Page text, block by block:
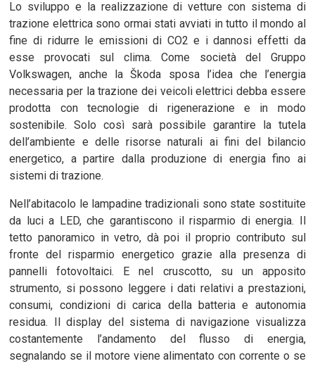
Lo sviluppo e la realizzazione di vetture con sistema di
trazione elettrica sono ormai stati avviati in tutto il mondo al
fine di ridurre le emissioni di CO2 e i dannosi effetti da
esse provocati sul clima. Come società del Gruppo
Volkswagen, anche la Škoda sposa l’idea che l’energia
necessaria per la trazione dei veicoli elettrici debba essere
prodotta con tecnologie di rigenerazione e in modo
sostenibile. Solo così sarà possibile garantire la tutela
dell’ambiente e delle risorse naturali ai fini del bilancio
energetico, a partire dalla produzione di energia fino ai
sistemi di trazione.
Nell’abitacolo le lampadine tradizionali sono state sostituite
da luci a LED, che garantiscono il risparmio di energia. Il
tetto panoramico in vetro, dà poi il proprio contributo sul
fronte del risparmio energetico grazie alla presenza di
pannelli fotovoltaici. E nel cruscotto, su un apposito
strumento, si possono leggere i dati relativi a prestazioni,
consumi, condizioni di carica della batteria e autonomia
residua. Il display del sistema di navigazione visualizza
costantemente l’andamento del flusso di energia,
segnalando se il motore viene alimentato con corrente o se